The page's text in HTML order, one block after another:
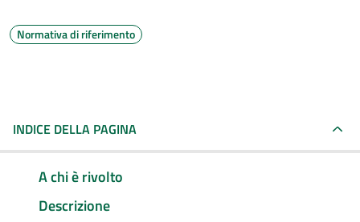
Normativa di riferimento
INDICE DELLA PAGINA
A chi è rivolto
Descrizione